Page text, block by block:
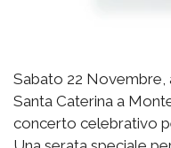
Sabato 22 Novembre,
Santa Caterina a
concerto celebrativo